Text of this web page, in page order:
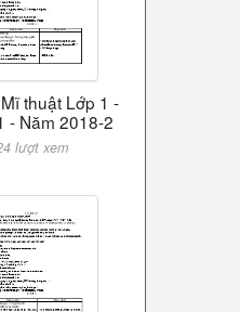
thuật Lớp 1 -
- Năm 2018-2
lượt xem